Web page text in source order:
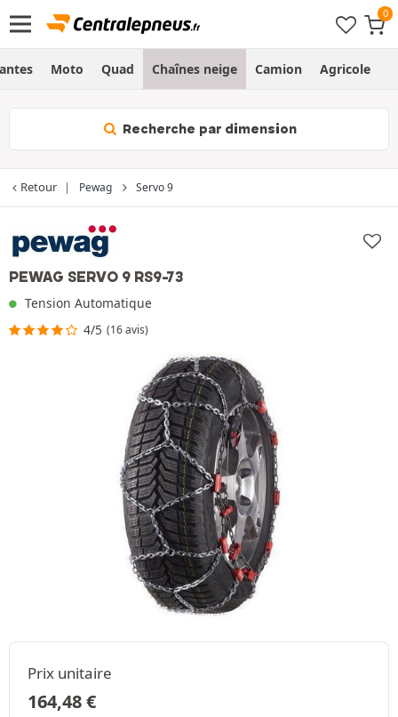
Moto Quad Chaînes neige Camion Agricole
Recherche par dimension
Retour Pewag Servo 9
PEWAG SERVO 9 RS9-73
Tension Automatique
4/5 (16 avis)
Prix unitaire
164,48€